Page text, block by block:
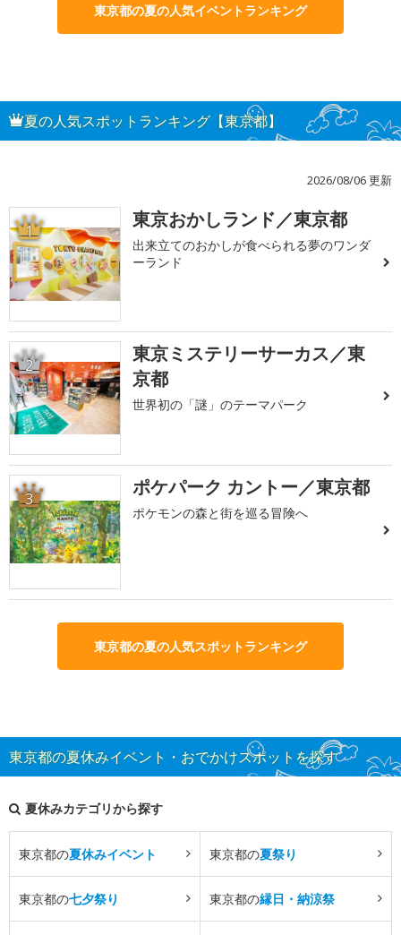
東京都の夏の人気イベントランキング
夏の人気スポットランキング【東京都】
2026/08/06 更新
1 東京おかしランド／東京都
出来立てのおかしが食べられる夢のワンダ
ーランド
2
東京ミステリーサーカス／東
京都
世界初の「謎」のテーマパーク
3 ポケパーク カントー／東京都
ポケモンの森と街を巡る冒険へ
東京都の夏の人気スポットランキング
東京都の夏休みイベント・おでかけスポットを探す
夏休みカテゴリから探す
東京都の夏休みイベント 東京都の夏祭り
東京都の七夕祭り 東京都の縁日・納涼祭